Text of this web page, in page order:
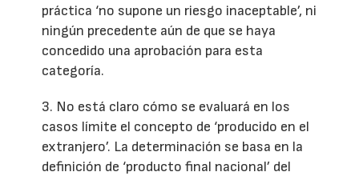
práctica ‘no supone un riesgo inaceptable’, ni
ningún precedente aún de que se haya
concedido una aprobación para esta
categoría.
3. No está claro cómo se evaluará en los
casos límite el concepto de ‘producido en el
extranjero’. La determinación se basa en la
definición de ‘producto final nacional’ del